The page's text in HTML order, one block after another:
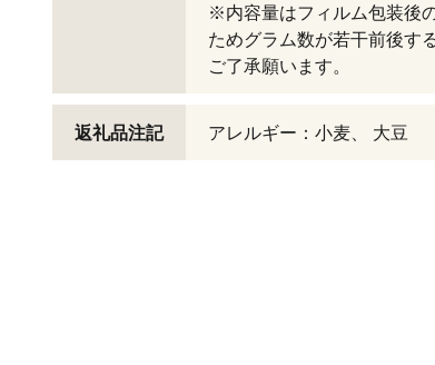
※内容量はフィルム包装後
ためグラム数が若干前後す
ご了承願います。
返礼品注記 アレルギー：小麦、 大豆